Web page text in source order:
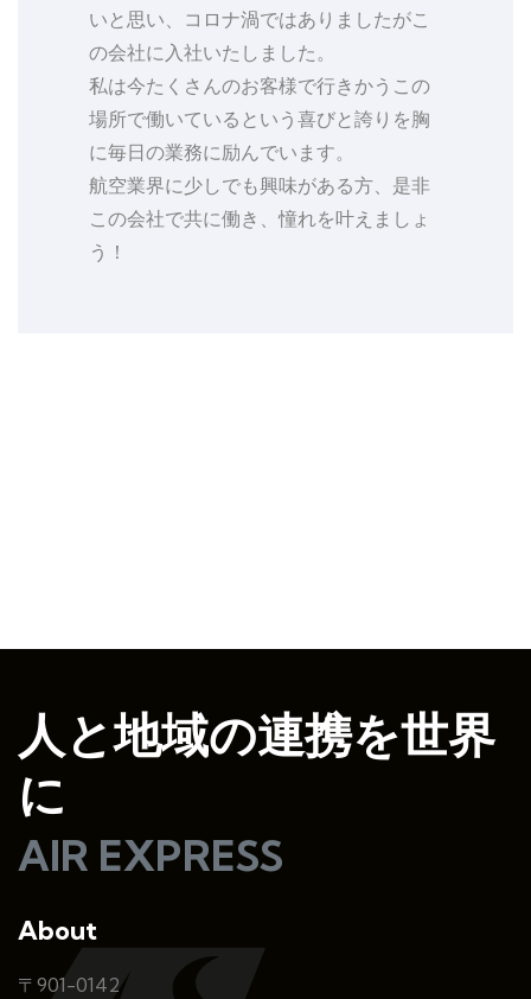
いと思い、コロナ渦ではありましたがこ
の会社に入社いたしました。
私は今たくさんのお客様で行きかうこの
場所で働いているという喜びと誇りを胸
に毎日の業務に励んでいます。
航空業界に少しでも興味がある方、是非
この会社で共に働き、憧れを叶えましょ
う！
人と地域の連携を世界
に
AIR EXPRESS
About
〒901-0142